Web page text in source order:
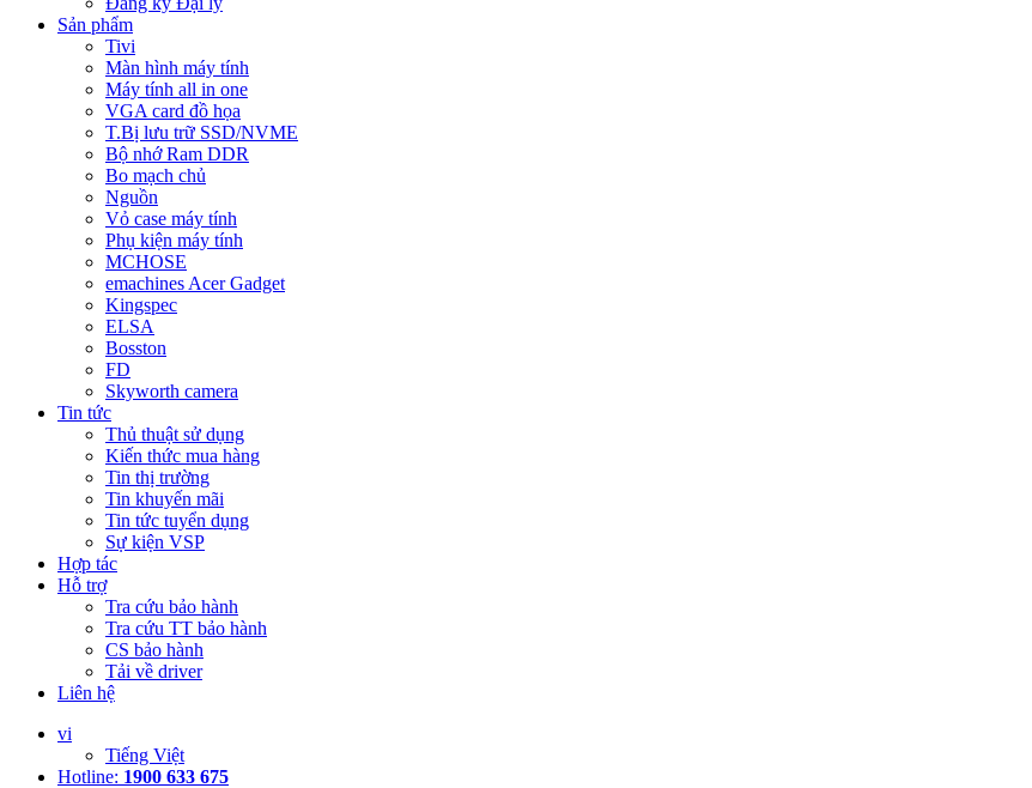
Sản phẩm
Tivi
Màn hình máy tính
Máy tính all in one
VGA card đồ họa
T.Bị lưu trữ SSD/NVME
Bộ nhớ Ram DDR
Bo mạch chủ
Nguồn
Vỏ case máy tính
Phụ kiện máy tính
MCHOSE
emachines Acer Gadget
Kingspec
ELSA
Bosston
FD
Skyworth camera
Tin tức
Thủ thuật sử dụng
Kiến thức mua hàng
Tin thị trường
Tin khuyến mãi
Tin tức tuyển dụng
Sự kiện VSP
Hợp tác
Hỗ trợ
Tra cứu bảo hành
Tra cứu TT bảo hành
CS bảo hành
Tải về driver
Liên hệ
vi
Tiếng Việt
Hotline: 1900 633 675